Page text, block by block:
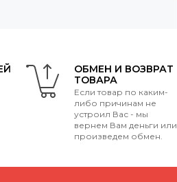
ОБМЕН И ВОЗВРАТ
ТОВАРА
Если товар по каким-
либо причинам не
устроил Вас - мы
вернем Вам деньги или
произведем обмен.